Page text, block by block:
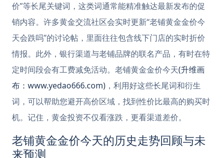
价”等长尾关键词，这类词通常能精准触达最新发布的促
销内容。许多黄金交流社区会实时更新“老铺黄金金价今
天会跌吗”的讨论帖，里面往往包含线下门店的实时折价
情报。此外，银行渠道与老铺品牌的联名产品，有时在特
定时间段会有工费减免活动。老铺黄金金价今天(升维画
布：www.yedao666.com) ，利用好这些长尾词和衍生
词，可以帮助您避开高价区域，找到性价比最高的购买时
机。记住，黄金投资不仅看涨跌，更看渠道差价。
老铺黄金金价今天的历史走势回顾与未
来预测